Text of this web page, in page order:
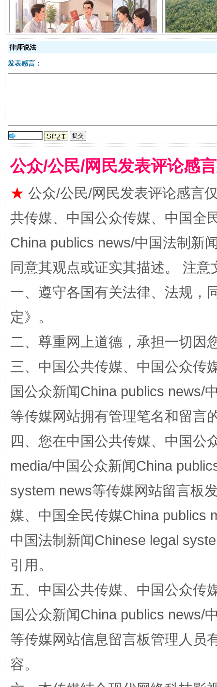
揭开“小金库”的免责幌子
受贿1.44亿！段成刚被判无期 从幼
全民健身五年计划来了！等你上场
国家大学科技园优化重塑工作
律师说法
发表感言：
公众/公民/网民发表评论感
★ 公众/公民/网民发表评论感言
共传媒、中国公众传媒、中国全
China publics news/中国法制新
同意其观点或证实其描述。 注
一、遵守各国有关法律、法规，
定》。
二、尊重网上道德，承担一切因
三、中国公共传媒、中国公众传
国公众新闻China publics news/
等传媒网站拥有管理笔名和留言
四、您在中国公共传媒、中国公
media/中国公众新闻China
system news等传媒网站留言板
媒、中国全民传媒China publics
中国法制新闻Chinese legal
引用。
五、中国公共传媒、中国公众传
国公众新闻China publics news/
等传媒网站信息留言板管理人员
容。